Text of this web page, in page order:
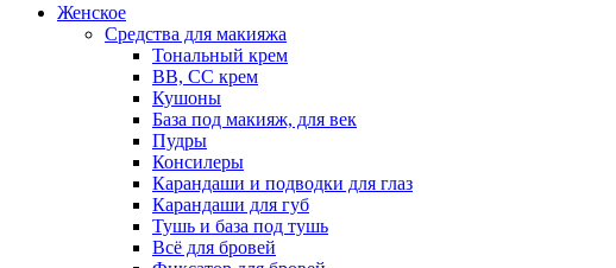
Женское
Средства для макияжа
Тональный крем
BB, CC крем
Кушоны
База под макияж, для век
Пудры
Консилеры
Карандаши и подводки для глаз
Карандаши для губ
Тушь и база под тушь
Всё для бровей